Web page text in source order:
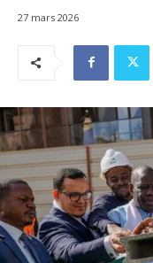
27 mars 2026